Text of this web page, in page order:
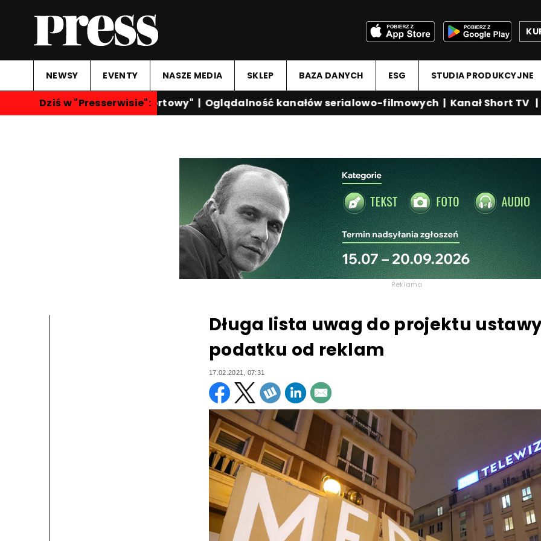
NEWSY EVENTY NASZE MEDIA SKLEP BAZA DANYCH ESG STUDIA PRODUKCYJNE
Dziś w "Presserwisie":
"Przegląd Sportowy"|Oglądalność kanałów serialowo-filmowych|Kanał Short TV |
Reklama
Długa lista uwag do projektu
podatku od reklam
17.02.2021, 07:31